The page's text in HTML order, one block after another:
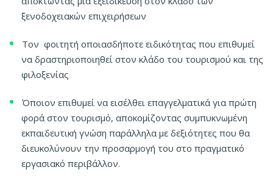
ξενοδοχειακών επιχειρήσεων
Τον φοιτητή οποιασδήποτε ειδικότητας που επιθυμεί
να δραστηριοποιηθεί στον κλάδο του τουρισμού και της
φιλοξενίας
Όποιον επιθυμεί να εισέλθει επαγγελματικά για πρώτη
φορά στον τουρισμό, αποκομίζοντας συμπυκνωμένη
εκπαιδευτική γνώση παράλληλα με δεξιότητες που θα
διευκολύνουν την προσαρμογή του στο πραγματικό
εργασιακό περιβάλλον.